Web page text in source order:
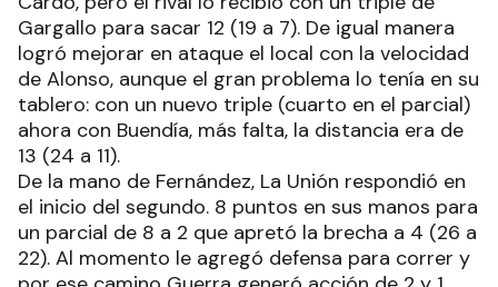
Gargallo para sacar 12 (19 a 7). De igual manera
logró mejorar en ataque el local con la velocidad
de Alonso, aunque el gran problema lo tenía en su
tablero: con un nuevo triple (cuarto en el parcial)
ahora con Buendía, más falta, la distancia era de
13 (24 a 11).
De la mano de Fernández, La Unión respondió en
el inicio del segundo. 8 puntos en sus manos para
un parcial de 8 a 2 que apretó la brecha a 4 (26 a
22). Al momento le agregó defensa para correr y